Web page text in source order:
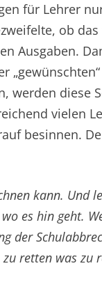
für Lehrer
ob
Ausgaben.
werden diese
vielen
besinnen.
kann. Und
es hin geht.
der
retten was zu